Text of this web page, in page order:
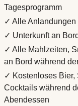
Tagesprogramm
✓ Alle Anlandungen
✓ Unterkunft an
✓ Alle Mahlzeiten,
an Bord während
✓ Kostenloses Bier,
Cocktails während
Abendessen